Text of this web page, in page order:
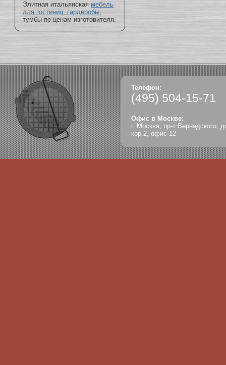
Элитная итальянскаямебель
для гостиниц: гардеробы,
тумбы по ценам изготовителя.
Телефон:
(495) 504-15-71
Офис в Москве:
г. Москва, пр-т Вернадского,
кор.2, офис 12